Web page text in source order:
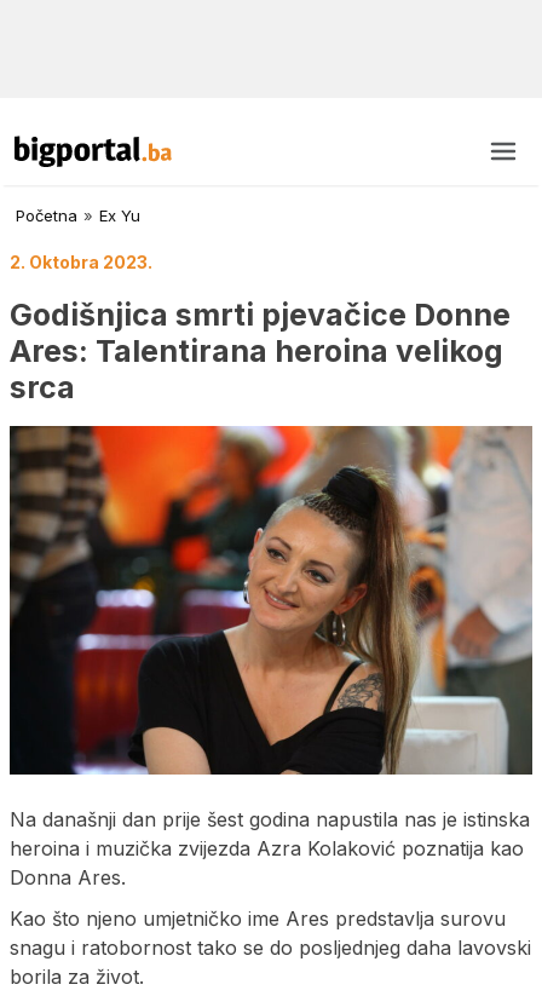
Početna » Ex Yu
2. Oktobra 2023.
Godišnjica smrti pjevačice Donne
Ares: Talentirana heroina velikog
srca
Na današnji dan prije šest godina napustila nas je istinska
heroina i muzička zvijezda Azra Kolaković poznatija kao
Donna Ares.
Kao što njeno umjetničko ime Ares predstavlja surovu
snagu i ratobornost tako se do posljednjeg daha lavovski
borila za život.